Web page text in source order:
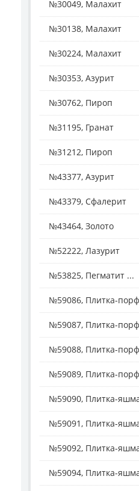
№30049, Малахит
№30138, Малахит
№30224, Малахит
№30353, Азурит
№30762, Пироп
№31195, Гранат
№31212, Пироп
№43377, Азурит
№43379, Сфалерит
№43464, Золото
№52222, Лазурит
№53825, Пегматит ...
№59086, Плитка-
№59087, Плитка-
№59088, Плитка-
№59089, Плитка-
№59090, Плитка-
№59091, Плитка-
№59092, Плитка-
№59094, Плитка-